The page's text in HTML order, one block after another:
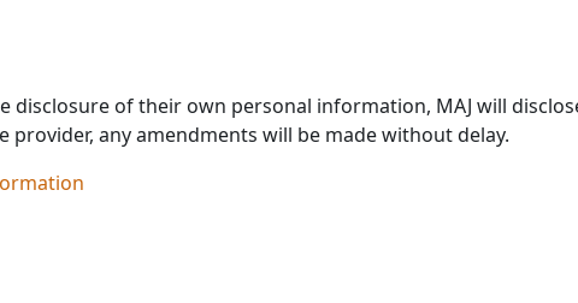
of their own personal information, MAJ will
any amendments will be made without delay.